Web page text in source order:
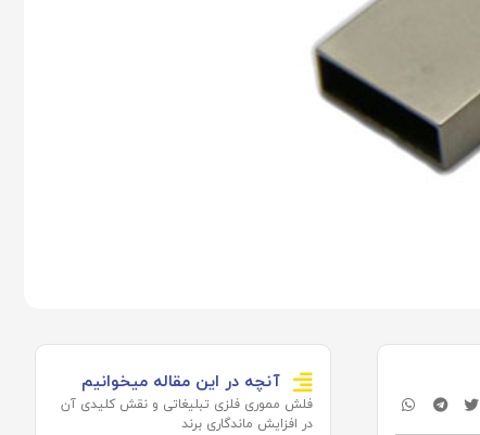
آنچه در این مقاله میخوانیم
فلش مموری فلزی تبلیغاتی و نقش کلیدی آن
در افزایش ماندگاری برند